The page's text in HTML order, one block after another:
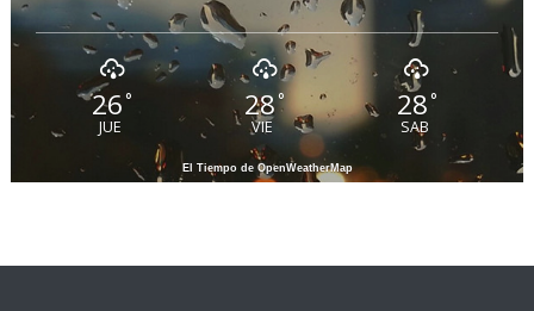
26°
JUE
28 °
VIE
28°
SAB
El Tiempo de OpenWeatherMap